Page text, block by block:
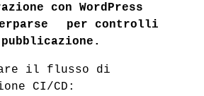
con WordPress
per controlli
il flusso di
CI/CD: